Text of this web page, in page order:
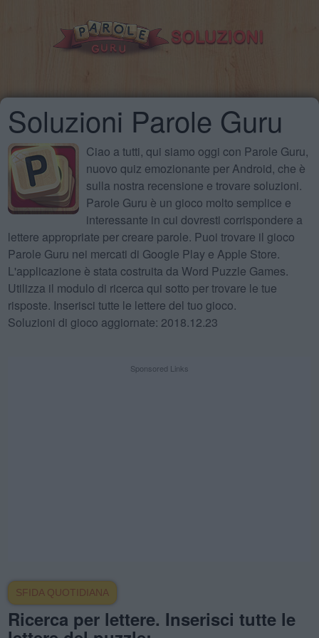
Soluzioni Parole Guru
Ciao a tutti, qui siamo oggi con Parole Guru,
nuovo quiz emozionante per Android, che è
sulla nostra recensione e trovare soluzioni.
Parole Guru è un gioco molto semplice e
interessante in cui dovresti corrispondere a
lettere appropriate per creare parole. Puoi trovare il gioco
Parole Guru nei mercati di Google Play e Apple Store.
L'applicazione è stata costruita da Word Puzzle Games.
Utilizza il modulo di ricerca qui sotto per trovare le tue
risposte. Inserisci tutte le lettere del tuo gioco.
Soluzioni di gioco aggiornate: 2018.12.23
Sponsored Links
SFIDA QUOTIDIANA
Ricerca per lettere. Inserisci tutte le